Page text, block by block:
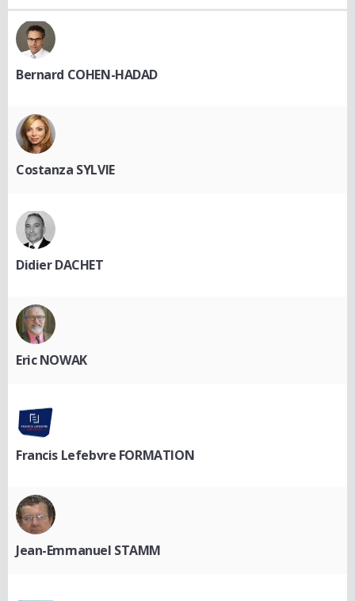
Bernard COHEN-HADAD
Costanza SYLVIE
Didier DACHET
Eric NOWAK
Francis Lefebvre FORMATION
Jean-Emmanuel STAMM